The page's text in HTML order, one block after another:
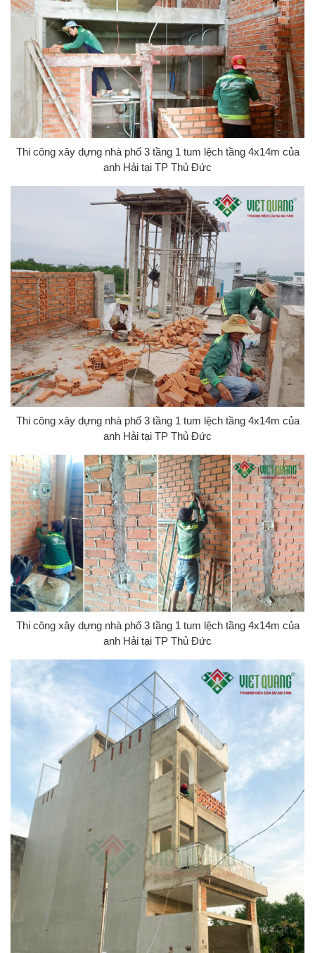
Thi công xây dựng nhà phố 3 tầng 1 tum lệch tầng 4x14m của
anh Hải tại TP Thủ Đức
Thi công xây dựng nhà phố 3 tầng 1 tum lệch tầng 4x14m của
anh Hải tại TP Thủ Đức
Thi công xây dựng nhà phố 3 tầng 1 tum lệch tầng 4x14m của
anh Hải tại TP Thủ Đức